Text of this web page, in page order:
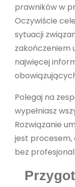
prawników w
Oczywiście
sytuacji
zakończeniem
najwięcej
Polegaj na
wypełniasz
Rozwiązanie
jest
bez